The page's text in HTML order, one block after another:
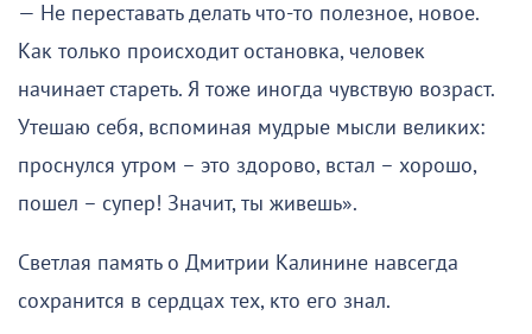
— Не переставать делать что-то полезное, новое.
Как только происходит остановка, человек
начинает стареть. Я тоже иногда чувствую возраст.
Утешаю себя, вспоминая мудрые мысли великих:
проснулся утром – это здорово, встал – хорошо,
пошел – супер! Значит, ты живешь».
Светлая память о Дмитрии Калинине навсегда
сохранится в сердцах тех, кто его знал.